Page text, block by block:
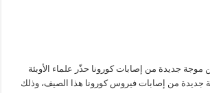
موجة جديدة من إصابات كورونا حذّر علماء الأوبئة
جديدة من إصابات فيروس كورونا هذا الصيف، وذلك